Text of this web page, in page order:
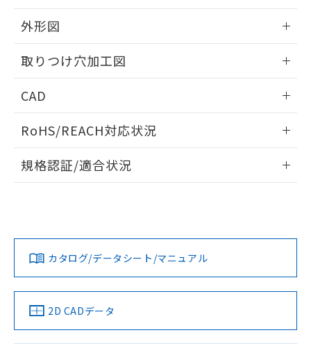
外形図
取りつけ穴加工図
CAD
ドすることができます。
ログイン/会員登録
ダウンロードデータをご利用いただく前に、以下を必ずお読
みください。
ソフトウェアの使用条件
RoHS/REACH対応状況
EU RoHS 注意事項・凡例
対応済み
中国 RoHS 注意事項・凡例
規格認証/適合状況
LR型式承認
（イギリス
船舶規格）
DNV型式承認
（ノルウェー
BV型式承認
（フランス
KR型式
（韓国
No No No No
カタログ/データシート/マニュアル
2D CADデータ
欄に対応日を記載しておりました。
既に当社にて対応品への在庫切替を完了
り、2022年1月12日より割愛しておりま
す。